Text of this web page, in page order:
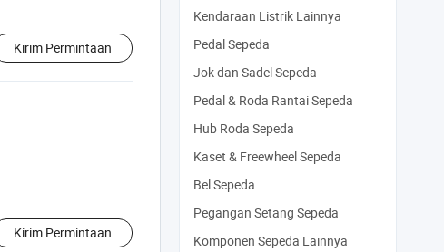
Kirim Permintaan
Kirim Permintaan
Kendaraan Listrik Lainnya
Pedal Sepeda
Jok dan Sadel Sepeda
Pedal & Roda Rantai Sepeda
Hub Roda Sepeda
Kaset & Freewheel Sepeda
Bel Sepeda
Pegangan Setang Sepeda
Komponen Sepeda Lainnya